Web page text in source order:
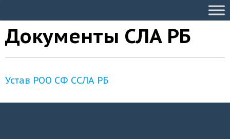
Документы СЛА РБ
Устав РОО СФ ССЛА РБ